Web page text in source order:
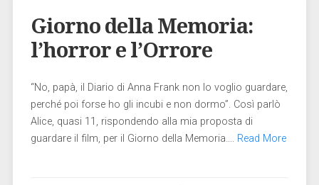
Giorno della Memoria:
l’horror e l’Orrore
“No, papà, il Diario di Anna Frank non lo voglio guardare,
perché poi forse ho gli incubi e non dormo”. Così parlò
Alice, quasi 11, rispondendo alla mia proposta di
guardare il film, per il Giorno della Memoria…. Read More